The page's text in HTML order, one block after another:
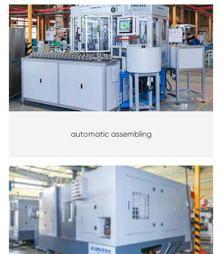
automatic assembling